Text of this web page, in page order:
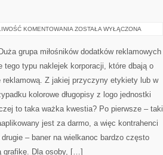
KOMENTOWANIA OCZYSZCZARKI
ZOSTAŁA WYŁĄCZONA
grupa miłośników dodatków reklamowych
tego typu naklejek korporacji, które dbają o
reklamową. Z jakiej przyczyny etykiety lub w
kolorowe długopisy z logo jednostki
to taka ważka kwestia? Po pierwsze – taki
jest za darmo, a więc kontrahenci
– baner na wielkanoc bardzo często
grafikę. Dla osoby, […]